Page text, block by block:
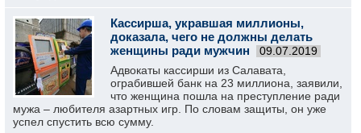
Кассирша, укравшая миллионы,
доказала, чего не должны делать
женщины ради мужчин
09.07.2019
Адвокаты кассирши из Салавата,
ограбившей банк на 23 миллиона, заявили,
что женщина пошла на преступление ради
мужа – любителя азартных игр. По словам защиты, он уже
успел спустить всю сумму.